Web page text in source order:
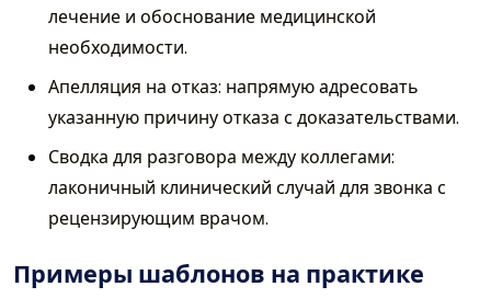
лечение и обоснование медицинской
необходимости.
Апелляция на отказ: напрямую адресовать
указанную причину отказа с доказательствами.
Сводка для разговора между коллегами:
лаконичный клинический случай для звонка с
рецензирующим врачом.
Примеры шаблонов на практике